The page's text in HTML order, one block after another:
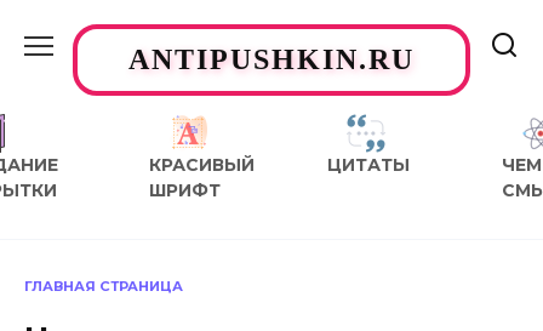
содержаниюANTIPUSHKIN.RU
КРАСИВЫЙ
ШРИФТ
ЦИТАТЫ
ЧЕМ
ГЛАВНАЯ СТРАНИЦА